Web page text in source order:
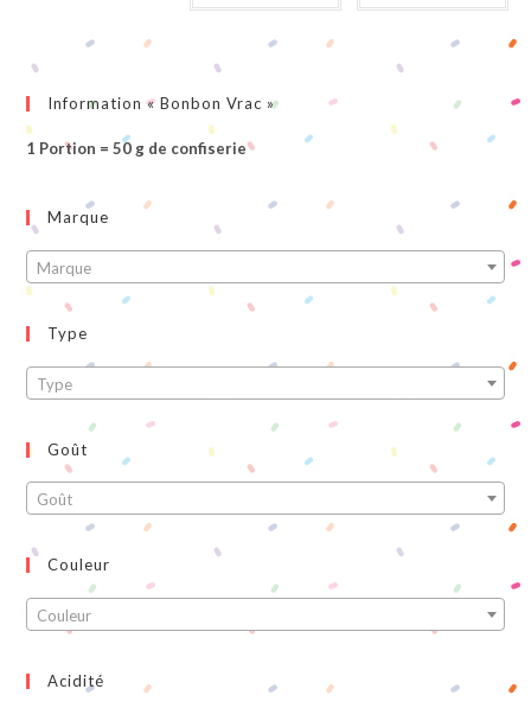
Information « Bonbon Vrac »
1 Portion = 50 g de confiserie
Marque
Marque
Type
Type
Goût
Goût
Couleur
Couleur
Acidité